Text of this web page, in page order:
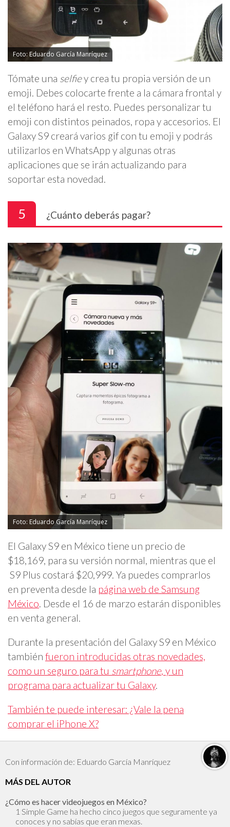
Foto: Eduardo García Manríquez
Tómate una selfiey crea tu propia versión de un
emoji. Debes colocarte frente a la cámara frontal y
el teléfono hará el resto. Puedes personalizar tu
emoji con distintos peinados, ropa y accesorios. El
Galaxy S9 creará varios gif con tu emoji y podrás
utilizarlos en WhatsApp y algunas otras
aplicaciones que se irán actualizando para
soportar esta novedad.
5 ¿Cuánto deberás pagar?
Foto: Eduardo García Manríquez
El Galaxy S9 en México tiene un precio de
$18,169, para su versión normal, mientras que el
S9 Plus costará $20,999. Ya puedes comprarlos
en preventa desde la página web de Samsung
México. Desde el 16 de marzo estarán disponibles
en venta general.
Durante la presentación del Galaxy S9 en México
también fueron introducidas otras novedades,
como un seguro para tu smartphone, y un
programa para actualizar tu Galaxy.
También te puede interesar: ¿Vale la pena
comprar el iPhone X?
Con información de: Eduardo García Manríquez
MÁS DEL AUTOR
¿Cómo es hacer videojuegos en México?
1 Simple Game ha hecho cinco juegos que seguramente ya
conoces y no sabías que eran mexas.